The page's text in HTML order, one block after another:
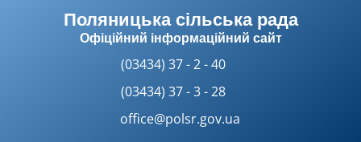
Поляницька сільська рада
Офіційний інформаційний сайт
(03434) 37 - 2 - 40
(03434) 37 - 3 - 28
office@polsr.gov.ua